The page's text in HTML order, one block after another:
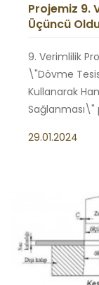
Projemiz 9.
Üçüncü
9. Verimlilik
\"Dövme Tesisi
Kullanarak
Sağlanması\"
29.01.2024